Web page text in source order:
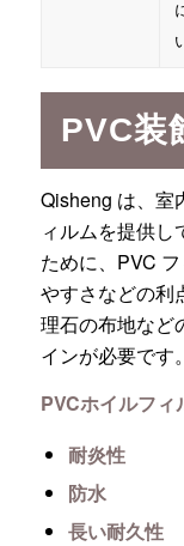
PVC装
Qisheng は、室
ィルムを提供
ために、PVC
やすさなどの利
理石の布地など
インが必要です。
PVCホイルフィ
耐炎性
防水
長い耐久性